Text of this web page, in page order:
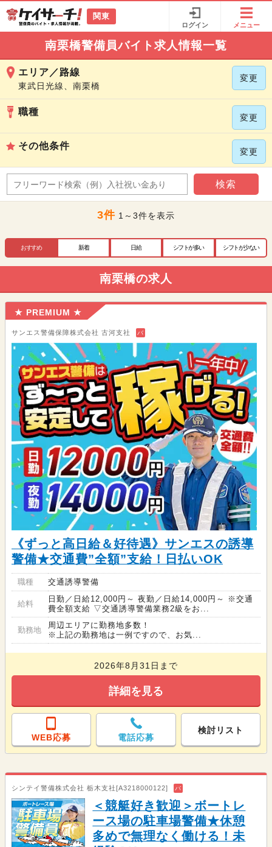
関東
ログイン メニュー
南栗橋警備員バイト求人情報一覧
エリア／路線
東武日光線、南栗橋
変更
職種
変更
その他条件
変更
検索
3件 1～3件を表示
おすすめ 新着 日給 シフトが多い シフトが少ない
南栗橋の求人
★ PREMIUM ★
サンエス警備保障株式会社 古河支社 バ
《ずっと高日給＆好待遇》サンエスの誘導
警備★交通費”全額”支給！日払いOK
職種 交通誘導警備
給料
日勤／日給12,000円～ 夜勤／日給14,000円～ ※交通
費全額支給 ▽交通誘導警備業務2級をお...
勤務地
周辺エリアに勤務地多数！
※上記の勤務地は一例ですので、お気...
2026年8月31日まで
詳細を見る
WEB応募 電話応募
検討リスト
シンテイ警備株式会社 栃木支社[A3218000122] バ
＜競艇好き歓迎＞ボートレ
ース場の駐車場警備★休憩
多めで無理なく働ける！未